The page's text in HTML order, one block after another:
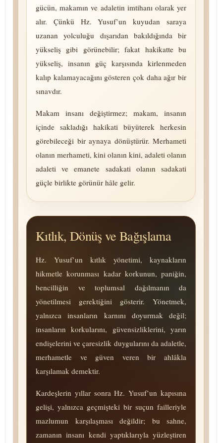
gücün, makamın ve adaletin imtihanı olarak yer
alır. Çünkü Hz. Yusuf’un kuyudan saraya
uzanan yolculuğu dışarıdan bakıldığında bir
yükseliş gibi görünebilir; fakat hakikatte bu
yükseliş, insanın güç karşısında kirlenmeden
kalıp kalamayacağını gösteren çok daha ağır bir
sınavdır.
Makam insanı değiştirmez; makam, insanın
içinde sakladığı hakikati büyüterek herkesin
görebileceği bir aynaya dönüştürür. Merhameti
olanın merhameti, kini olanın kini, adaleti olanın
adaleti ve emanete sadakati olanın sadakati
güçle birlikte gö­rü­nür hâle gelir.
Kıtlık, Dönüş ve Bağışlama
Hz. Yusuf’un kıtlık yönetimi, kaynakların
hikmetle korunması kadar korkunun, paniğin,
bencilliğin ve toplumsal dağılmanın da
yönetilmesi gerektiğini gösterir. Yönetmek,
yalnızca insanların karnını doyurmak değil;
insanların korkularını, güvensizliklerini, yarın
endişelerini ve çaresizlik duygularını da adaletle,
merhametle ve güven veren bir ahlâkla
karşılamak demektir.
Kardeşlerin yıllar sonra Hz. Yusuf’un kapısına
gelişi, yalnızca geçmişteki bir suçun failleriyle
mazlumun karşılaşması değildir; bu sahne,
zamanın insanı kendi yaptıklarıyla yüzleştiren